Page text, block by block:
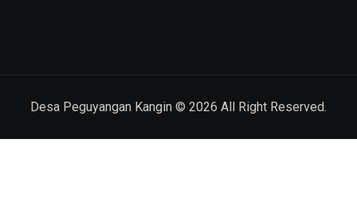
Desa Peguyangan Kangin © 2026 All Right Reserved.